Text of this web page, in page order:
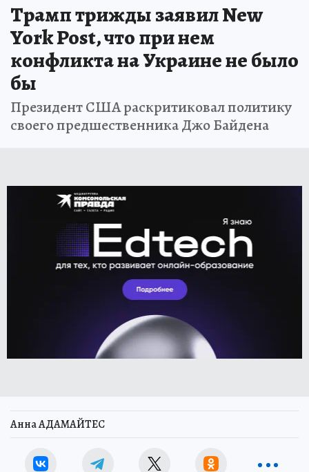
Трамп трижды заявил New
York Post, что при нем
конфликта на Украине не было
бы
Президент США раскритиковал политику
своего предшественника Джо Байдена
Анна АДАМАЙТЕС